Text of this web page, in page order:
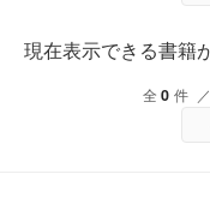
現在表示できる書籍
全0 件